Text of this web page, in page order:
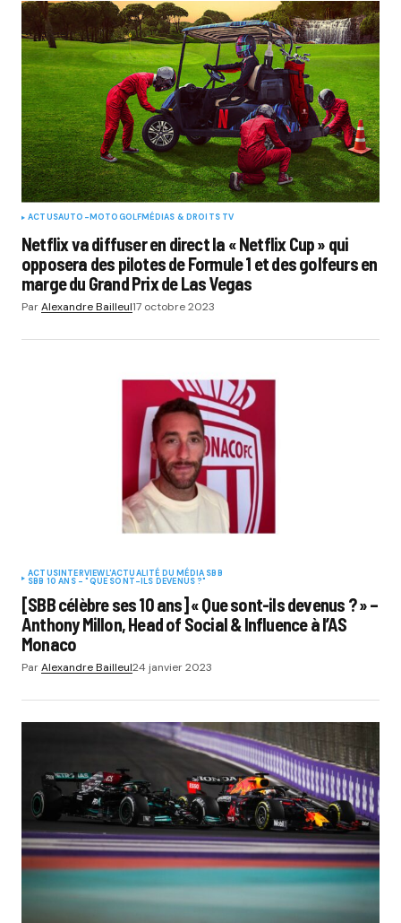
ACTUSAUTO-MOTOGOLFMÉDIAS & DROITS TV
Netflix va diffuser en direct la « Netflix Cup » qui
opposera des pilotes de Formule 1 et des golfeurs en
marge du Grand Prix de Las Vegas
ParAlexandre Bailleul17 octobre 2023
ACTUSINTERVIEWL'ACTUALITÉ DU MÉDIA SBB
SBB 10 ANS - "QUE SONT-ILS DEVENUS ?"
[SBB célèbre ses 10 ans] « Que sont-ils devenus ? » –
Anthony Millon, Head of Social & Influence à l’AS
Monaco
ParAlexandre Bailleul24 janvier 2023